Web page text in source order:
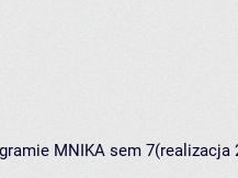
MNIKA sem 7(realizacja